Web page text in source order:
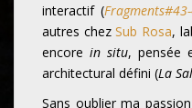
interactif (
autres chezSub Rosa,
encore in situ, pensée
architectural défini (La
Sans oublier ma